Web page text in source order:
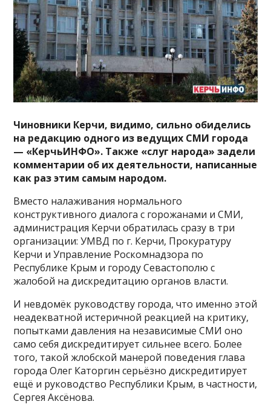
Чиновники Керчи, видимо, сильно обиделись
на редакцию одного из ведущих СМИ города
— «КерчьИНФО». Также «слуг народа» задели
комментарии об их деятельности, написанные
как раз этим самым народом.
Вместо налаживания нормального
конструктивного диалога с горожанами и СМИ,
администрация Керчи обратилась сразу в три
организации: УМВД по г. Керчи, Прокуратуру
Керчи и Управление Роскомнадзора по
Республике Крым и городу Севастополю с
жалобой на дискредитацию органов власти.
И невдомёк руководству города, что именно этой
неадекватной истеричной реакцией на критику,
попытками давления на независимые СМИ оно
само себя дискредитирует сильнее всего. Более
того, такой жлобской манерой поведения глава
города Олег Каторгин серьёзно дискредитирует
ещё и руководство Республики Крым, в частности,
Сергея Аксёнова.